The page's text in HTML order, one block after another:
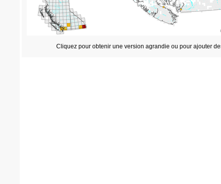
Cliquez pour obtenir une version agrandie ou pour ajouter